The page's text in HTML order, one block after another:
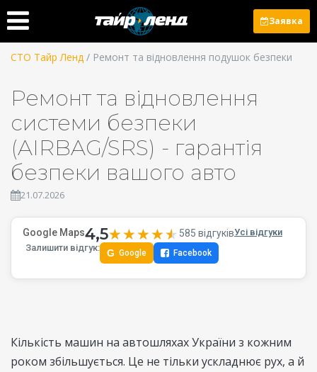
Заявка
СТО Тайр Ленд / Ремонт та відновлення подушок безпеки
Ремонт та відновлення
системи безпеки
(AIRBAG/SRS) - гарантія
безпеки вашого авто
21.07.2026
Google Maps4,5★★★★★
★★★★★ 585 відгуківУсі відгуки
Залишити відгук:
G Google Facebook
Кількість машин на автошляхах України з кожним
роком збільшується. Це не тільки ускладнює рух, а й